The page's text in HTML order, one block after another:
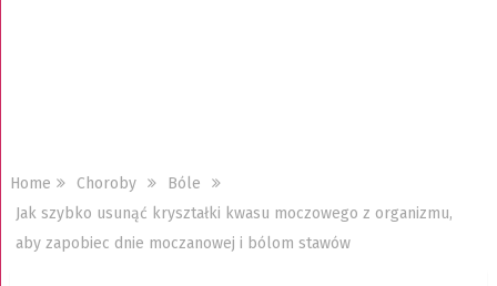
Home Choroby
Bóle
Jak szybko usunąć kryształki kwasu moczowego z organizmu,
aby zapobiec dnie moczanowej i bólom stawów